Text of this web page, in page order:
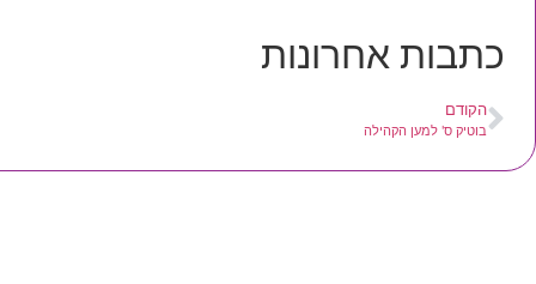
כתבות אחרונות
הקודם
בוטיק ס' למען הקהילה